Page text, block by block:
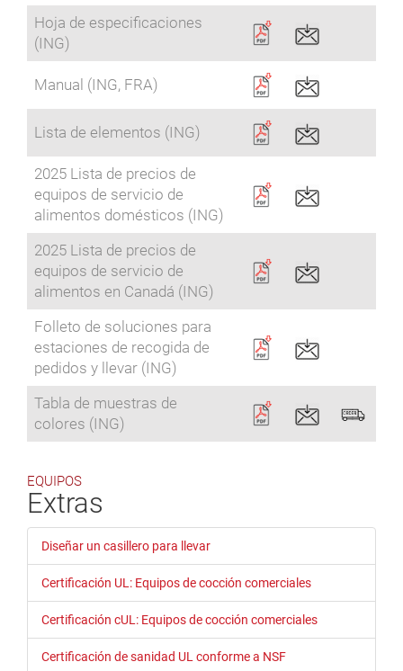
Hoja de especificaciones
(ING)
Manual (ING, FRA)
Lista de elementos (ING)
2025 Lista de precios de
equipos de servicio de
alimentos domésticos (ING)
2025 Lista de precios de
equipos de servicio de
alimentos en Canadá (ING)
Folleto de soluciones para
estaciones de recogida de
pedidos y llevar (ING)
Tabla de muestras de
colores (ING)
EQUIPOS
Extras
Diseñar un casillero para llevar
Certificación UL: Equipos de cocción comerciales
Certificación cUL: Equipos de cocción comerciales
Certificación de sanidad UL conforme a NSF